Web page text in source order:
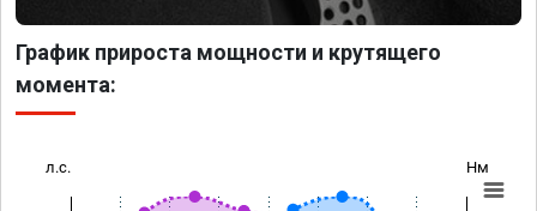
График прироста мощности и крутящего
момента:
л.с. Нм